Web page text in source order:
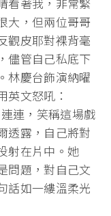
大，但兩位哥哥
觀皮耶對裸背毫
儘管自己私底下
林慶台飾演納曜
英文怒吼：
連，笑稱這場戲
透露，自己將對
射在片中。她
問題，對自己文
話如一縷溫柔光